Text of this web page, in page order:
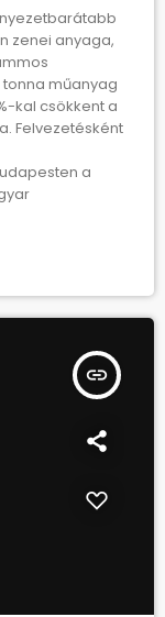
zenei anyaga,
tonna műanyag
kal csökkent a
Felvezetésként
a
insert_link